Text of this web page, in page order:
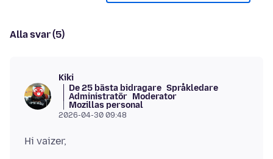
Alla svar (5)
Kiki
De 25 bästa bidragare Språkledare
Administratör Moderator
Mozillas personal
2026-04-30 09:48